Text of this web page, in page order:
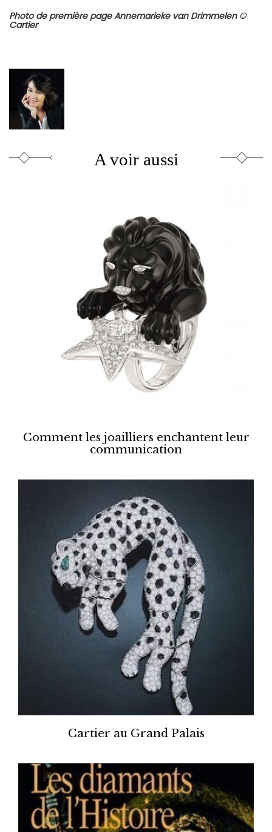
Photo de première page Annemarieke van Drimmelen ©
Cartier
A voir aussi
Comment les joailliers enchantent leur
communication
Cartier au Grand Palais